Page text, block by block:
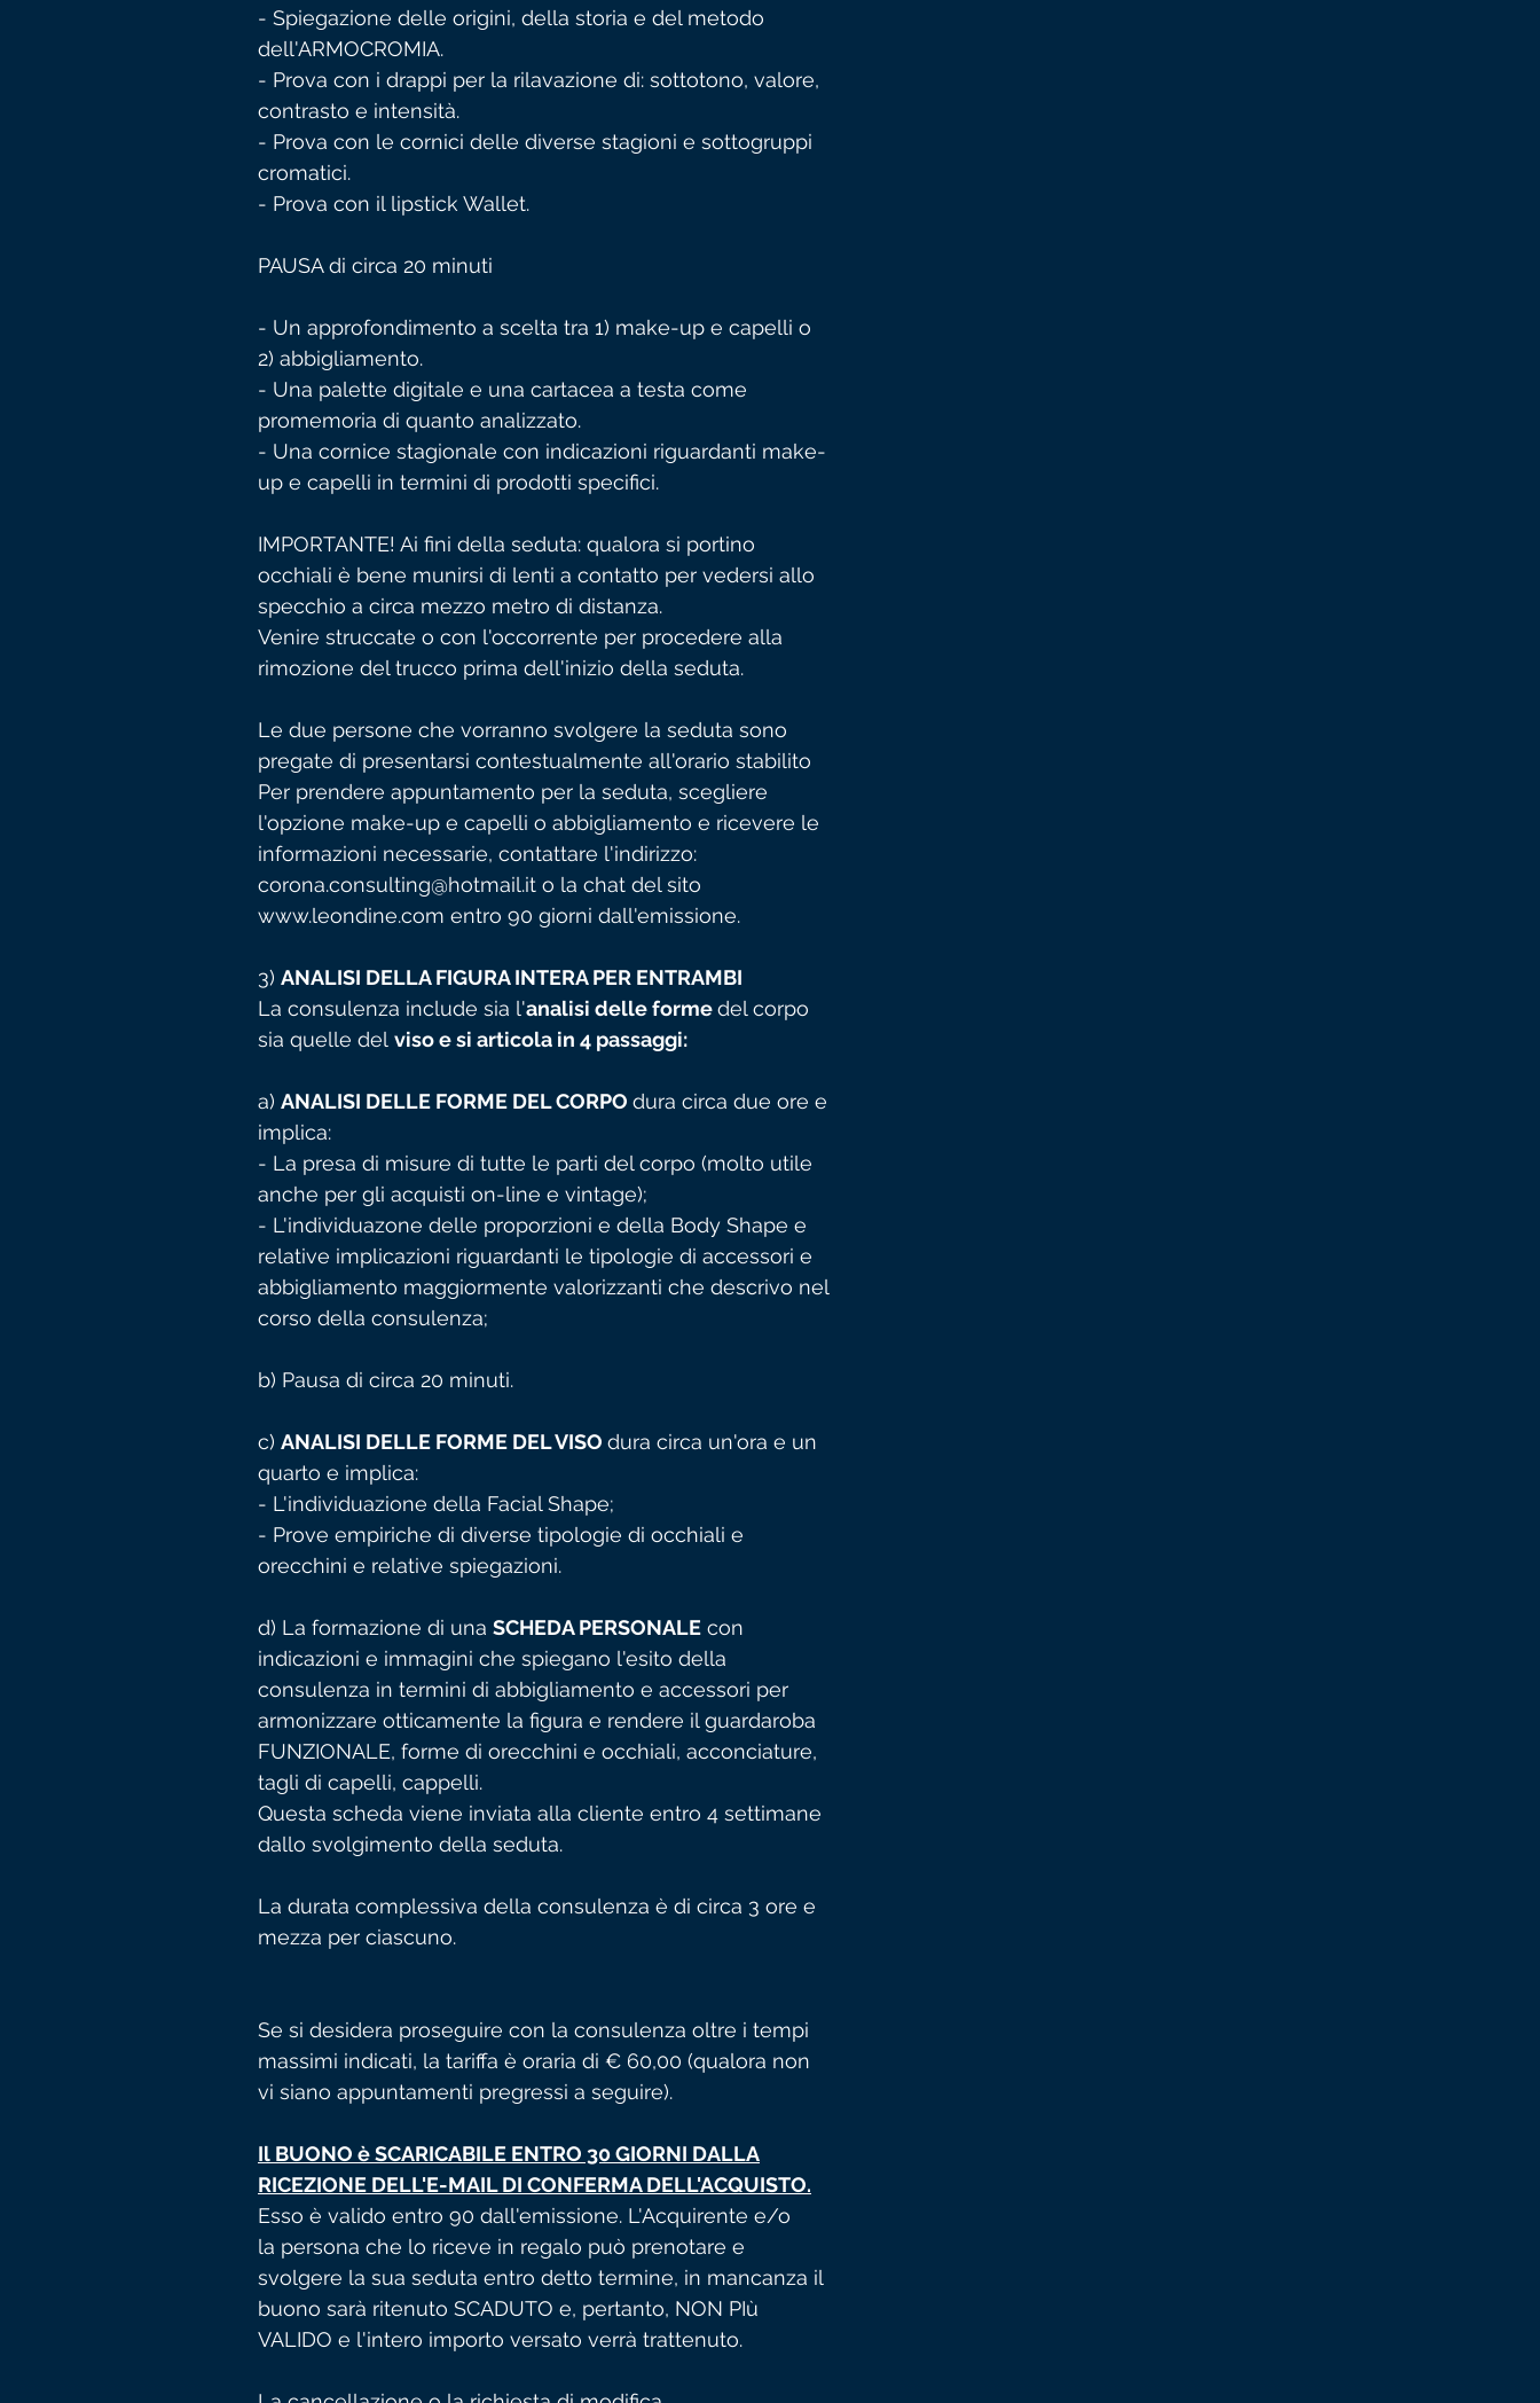
- Spiegazione delle origini, della storia e del metodo
dell'ARMOCROMIA.
- Prova con i drappi per la rilavazione di: sottotono, valore,
contrasto e intensità.
- Prova con le cornici delle diverse stagioni e sottogruppi
cromatici.
- Prova con il lipstick Wallet.
PAUSA di circa 20 minuti
- Un approfondimento a scelta tra 1) make-up e capelli o
2) abbigliamento.
- Una palette digitale e una cartacea a testa come
promemoria di quanto analizzato.
- Una cornice stagionale con indicazioni riguardanti make-
up e capelli in termini di prodotti specifici.
IMPORTANTE! Ai fini della seduta: qualora si portino
occhiali è bene munirsi di lenti a contatto per vedersi allo
specchio a circa mezzo metro di distanza.
Venire struccate o con l'occorrente per procedere alla
rimozione del trucco prima dell'inizio della seduta.
Le due persone che vorranno svolgere la seduta sono
pregate di presentarsi contestualmente all'orario stabilito
Per prendere appuntamento per la seduta, scegliere
l'opzione make-up e capelli o abbigliamento e ricevere le
informazioni necessarie, contattare l'indirizzo:
corona.consulting@hotmail.it o la chat del sito
www.leondine.com entro 90 giorni dall'emissione.
3) ANALISI DELLA FIGURA INTERA PER ENTRAMBI
La consulenza include sia l'analisi delle formedel corpo
sia quelle del viso e si articola in 4 passaggi:
a) ANALISI DELLE FORME DEL CORPO dura circa due ore e
implica:
- La presa di misure di tutte le parti del corpo (molto utile
anche per gli acquisti on-line e vintage);
- L'individuazone delle proporzioni e della Body Shape e
relative implicazioni riguardanti le tipologie di accessori e
abbigliamento maggiormente valorizzanti che descrivo nel
corso della consulenza;
b) Pausa di circa 20 minuti.
c) ANALISI DELLE FORME DEL VISO dura circa un'ora e un
quarto e implica:
- L'individuazione della Facial Shape;
- Prove empiriche di diverse tipologie di occhiali e
orecchini e relative spiegazioni.
d) La formazione di una SCHEDA PERSONALE con
indicazioni e immagini che spiegano l'esito della
consulenza in termini di abbigliamento e accessori per
armonizzare otticamente la figura e rendere il guardaroba
FUNZIONALE, forme di orecchini e occhiali, acconciature,
tagli di capelli, cappelli.
Questa scheda viene inviata alla cliente entro 4 settimane
dallo svolgimento della seduta.
La durata complessiva della consulenza è di circa 3 ore e
mezza per ciascuno.
Se si desidera proseguire con la consulenza oltre i tempi
massimi indicati, la tariffa è oraria di € 60,00 (qualora non
vi siano appuntamenti pregressi a seguire).
Il BUONO è SCARICABILE ENTRO 30 GIORNI DALLA
RICEZIONE DELL'E-MAIL DI CONFERMA DELL'ACQUISTO.
Esso è valido entro 90 dall'emissione. L'Acquirente e/o
la persona che lo riceve in regalo può prenotare e
svolgere la sua seduta entro detto termine, in mancanza il
buono sarà ritenuto SCADUTO e, pertanto, NON PIù
VALIDO e l'intero importo versato verrà trattenuto.